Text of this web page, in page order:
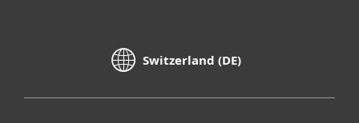
Switzerland (DE)